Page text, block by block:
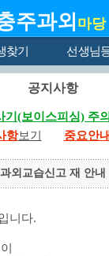
주과외 마당
찾기 선생님
공지사항
기(보이스피싱) 주의
항보기 중요안내
과외교습신고 재 안내
니다.